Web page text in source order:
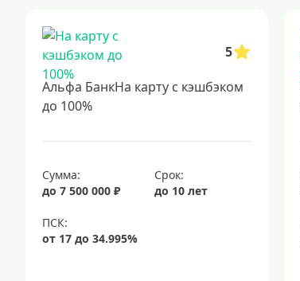
5
Альфа БанкНа карту с кэшбэком
до 100%
Сумма:
до 7 500 000 ₽
Срок:
до 10 лет